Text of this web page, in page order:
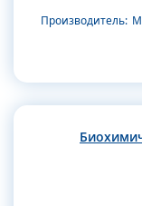
Производитель: